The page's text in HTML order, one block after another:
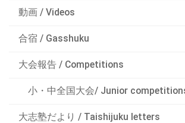
動画 / Videos
合宿 / Gasshuku
大会報告 / Competitions
小・中全国大会/ Junior
大志塾だより / Taishijuku letters